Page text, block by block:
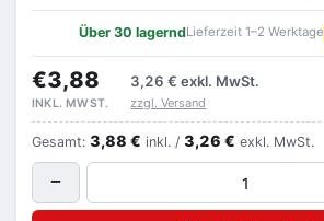
Über 30 lagerndLieferzeit 1–2 Werktage
€3,88 3,26 € exkl. MwSt.
INKL. MWST. zzgl. Versand
Gesamt: 3,88 € inkl. / 3,26 € exkl. MwSt.
−